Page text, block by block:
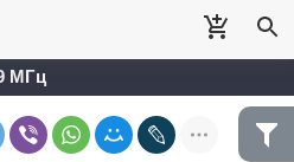
МГц